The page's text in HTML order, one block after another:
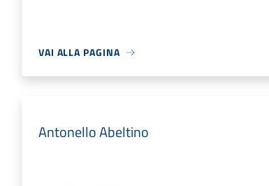
VAI ALLA PAGINA
Antonello Abeltino